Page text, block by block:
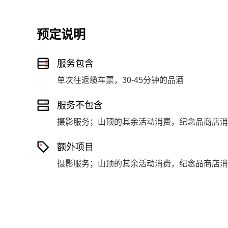
预定说明
服务包含
单次往返缆车票，30-45分钟的品酒
服务不包含
摄影服务；山顶的其余活动消费，纪念品商店
额外项目
摄影服务；山顶的其余活动消费，纪念品商店